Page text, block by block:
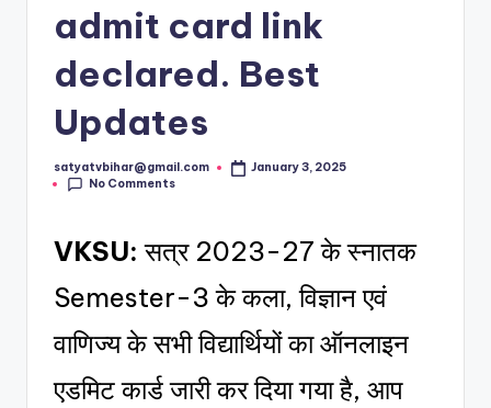
admit card link
declared. Best
Updates
satyatvbihar@gmail.com
January 3, 2025
No Comments
VKSU: सत्र 2023-27 के स्नातक
Semester-3 के कला, विज्ञान एवं
वाणिज्य के सभी विद्यार्थियों का ऑनलाइन
एडमिट कार्ड जारी कर दिया गया है, आप